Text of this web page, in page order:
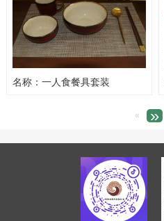
名称：一人食餐具套装
« »